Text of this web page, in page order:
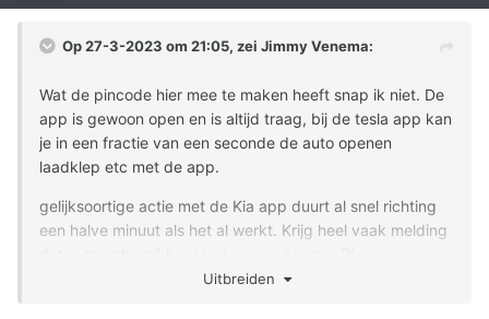
Op 27-3-2023 om 21:05, zei Jimmy Venema:
Wat de pincode hier mee te maken heeft snap ik niet. De
app is gewoon open en is altijd traag, bij de tesla app kan
je in een fractie van een seconde de auto openen
laadklep etc met de app.
gelijksoortige actie met de Kia app duurt al snel richting
een halve minuut als het al werkt. Krijg heel vaak melding
onbereikbaarheid is een leugen want andere dingen
Uitbreiden